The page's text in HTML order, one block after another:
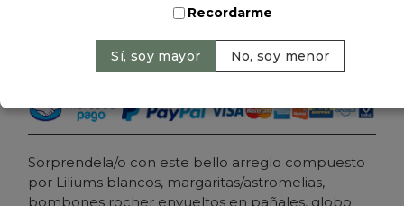
Agregar al carrito
Sorprendela/o con este bello arreglo compuesto
por Liliums blancos, margaritas/astromelias,
bombones rocher envueltos en pañales, globo
Recordarme